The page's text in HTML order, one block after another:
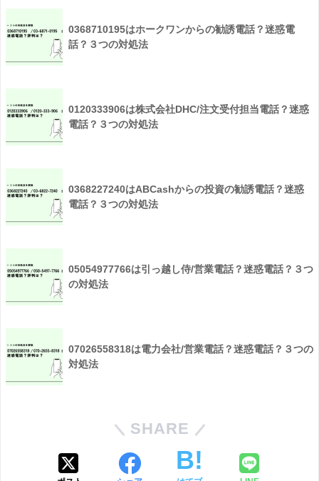
0368710195はホークワンからの勧誘電話？迷惑電
話？３つの対処法
0120333906は株式会社DHC/注文受付担当電話？迷惑
電話？３つの対処法
0368227240はABCashからの投資の勧誘電話？迷惑
電話？３つの対処法
05054977766は引っ越し侍/営業電話？迷惑電話？３つ
の対処法
07026558318は電力会社/営業電話？迷惑電話？３つの
対処法
SHARE